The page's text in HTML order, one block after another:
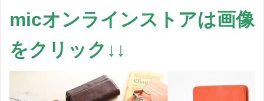
micオンラインストアは画像
をクリック↓↓